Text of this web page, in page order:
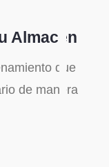
Almacén
que
de manera